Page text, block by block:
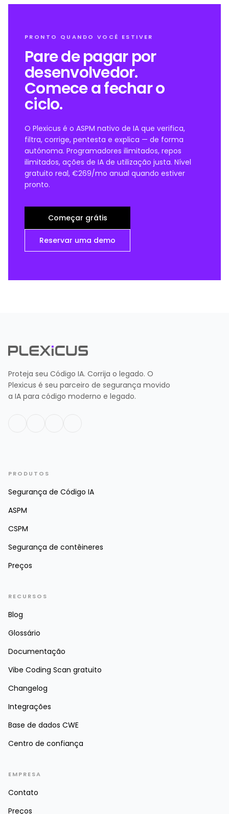
PRONTO QUANDO VOCÊ ESTIVER
Pare de pagar por
desenvolvedor.
Comece a fechar o
ciclo.
O Plexicus é o ASPM nativo de IA que verifica,
filtra, corrige, pentesta e explica — de forma
autónoma. Programadores ilimitados, repos
ilimitados, ações de IA de utilização justa. Nível
gratuito real, €269/mo anual quando estiver
pronto.
Começar grátis
Reservar uma demo
Proteja seu Código IA. Corrija o legado. O
Plexicus é seu parceiro de segurança movido
a IA para código moderno e legado.
PRODUTOS
Segurança de Código IA
ASPM
CSPM
Segurança de contêineres
Preços
RECURSOS
Blog
Glossário
Documentação
Vibe Coding Scan gratuito
Changelog
Integrações
Base de dados CWE
Centro de confiança
EMPRESA
Contato
Preços